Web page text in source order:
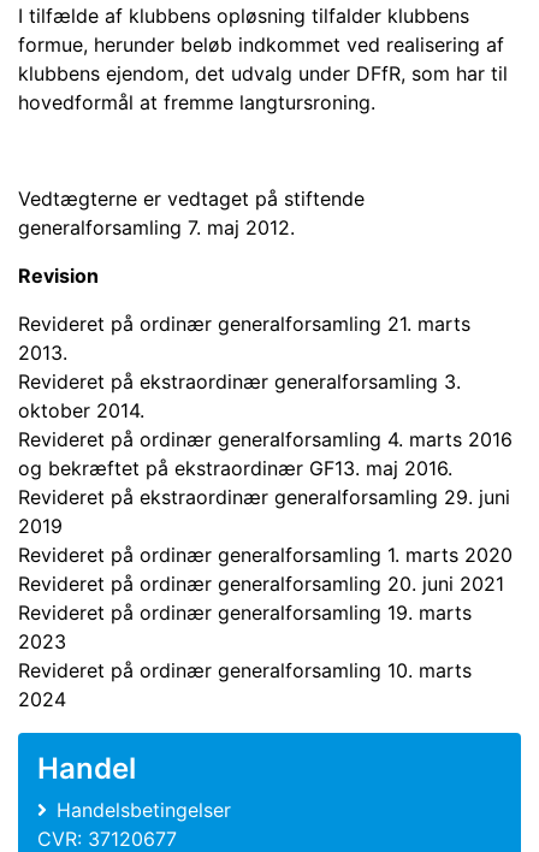
I tilfælde af klubbens opløsning tilfalder klubbens
formue, herunder beløb indkommet ved realisering af
klubbens ejendom, det udvalg under DFfR, som har til
hovedformål at fremme langtursroning.
Vedtægterne er vedtaget på stiftende
generalforsamling 7. maj 2012.
Revision
Revideret på ordinær generalforsamling 21. marts
2013.
Revideret på ekstraordinær generalforsamling 3.
oktober 2014.
Revideret på ordinær generalforsamling 4. marts 2016
og bekræftet på ekstraordinær GF13. maj 2016.
Revideret på ekstraordinær generalforsamling 29. juni
2019
Revideret på ordinær generalforsamling 1. marts 2020
Revideret på ordinær generalforsamling 20. juni 2021
Revideret på ordinær generalforsamling 19. marts
2023
Revideret på ordinær generalforsamling 10. marts
2024
Handel
Handelsbetingelser
CVR: 37120677